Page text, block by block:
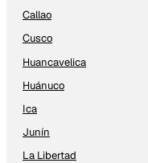
Callao
Cusco
Huancavelica
Huánuco
Ica
Junín
La Libertad